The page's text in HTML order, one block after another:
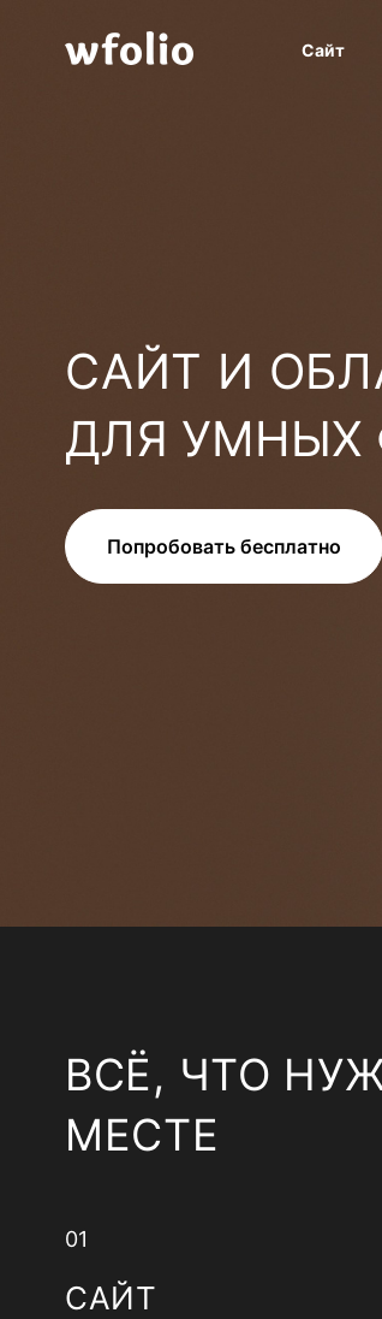
Сайт
САЙТ И
ДЛЯ УМНЫХ
Попробовать бесплатно
ВСЁ, ЧТО
МЕСТЕ
01
САЙТ